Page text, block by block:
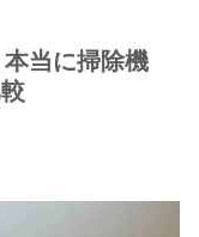
当に掃除機